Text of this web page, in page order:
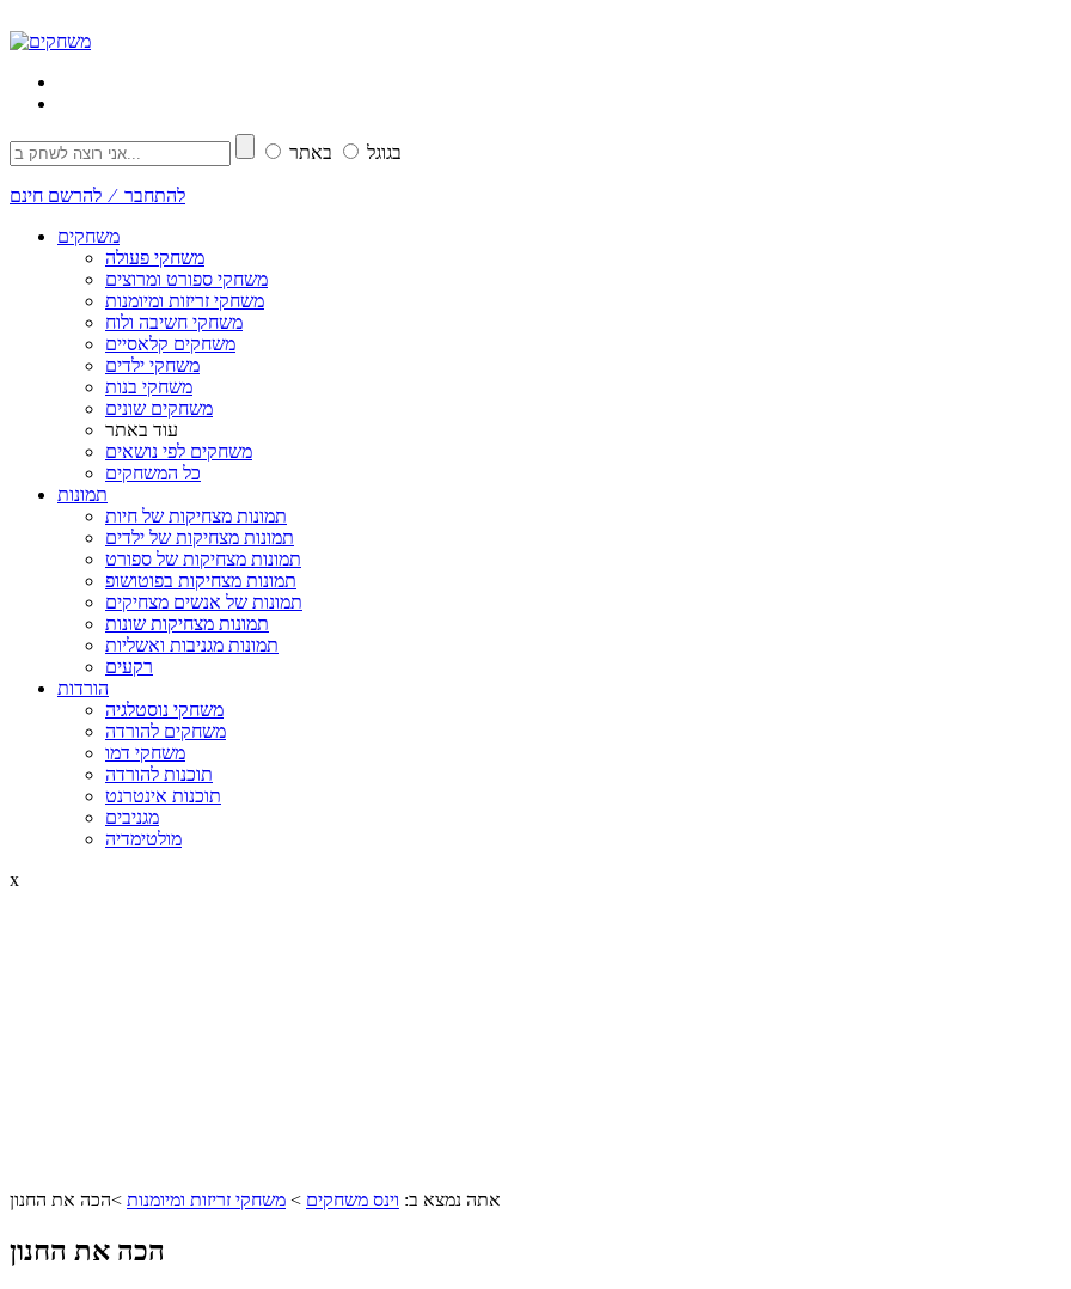
בגוגל באתר
להתחבר ⁄ להרשם חינם
משחקים
משחקי פעולה
משחקי ספורט ומרוצים
משחקי זריזות ומיומנות
משחקי חשיבה ולוח
משחקים קלאסיים
משחקי ילדים
משחקי בנות
משחקים שונים
עוד באתר
משחקים לפי נושאים
כל המשחקים
תמונות
תמונות מצחיקות של חיות
תמונות מצחיקות של ילדים
תמונות מצחיקות של ספורט
תמונות מצחיקות בפוטושופ
תמונות של אנשים מצחיקים
תמונות מצחיקות שונות
תמונות מגניבות ואשליות
רקעים
הורדות
משחקי נוסטלגיה
משחקים להורדה
משחקי דמו
תוכנות להורדה
תוכנות אינטרנט
מגניבים
מולטימדיה
x
אתה נמצא ב: וינס משחקים > משחקי זריזות ומיומנות >הכה את החנון
הכה את החנון